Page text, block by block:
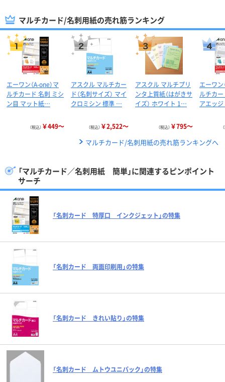
マルチカード/名刺用紙の売れ筋ランキング
エーワン（A-one）マ
ルチカード 名刺 ミシ
ン目 マット紙…
（税込） ￥449～
アスクル マルチカー
ド（名刺サイズ） マイ
クロミシン 標準 …
（税込） ￥2,522～
アスクル マルチプリ
ンタ上質紙（はがきサ
イズ） ホワイト 1…
（税込） ￥795～
エーワン
ルチカ
アエッ
マルチカード/名刺用紙の売れ筋ランキングへ
「マルチカード／名刺用紙 簡単」に関連するピンポイント
サーチ
「名刺カード 特厚口 インクジェット」の特集
「名刺カード 両面印刷用」の特集
「名刺カード きれい貼り」の特集
「名刺カード ムトウユニパック」の特集